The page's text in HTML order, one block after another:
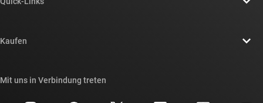
Newsroom
Querverweis-Suche
Kaufen
Mit uns in Verbindung treten